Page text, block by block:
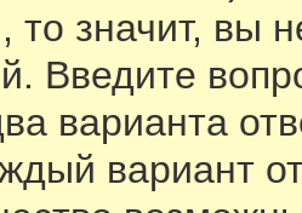
значит, вы
Введите
варианта
вариант